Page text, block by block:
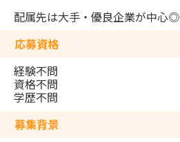
配属先は大手・優良企業が中心◎
応募資格
経験不問
資格不問
学歴不問
募集背景